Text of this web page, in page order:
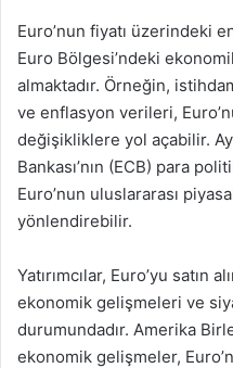
Euro’nun fiyatı üzerindeki
Euro Bölgesi’ndeki
almaktadır. Örneğin,
ve enflasyon verileri,
değişikliklere yol açabilir.
Bankası’nın (ECB) para
Euro’nun uluslararası
yönlendirebilir.
Yatırımcılar, Euro’yu satın
ekonomik gelişmeleri ve
durumundadır. Amerika
ekonomik gelişmeler,